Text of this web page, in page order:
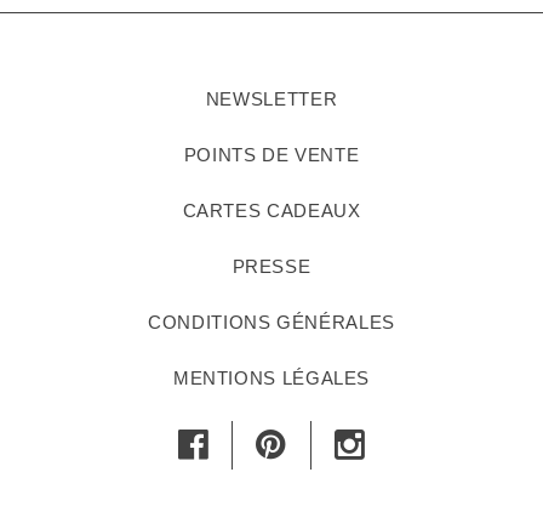
NEWSLETTER
POINTS DE VENTE
CARTES CADEAUX
PRESSE
CONDITIONS GÉNÉRALES
MENTIONS LÉGALES